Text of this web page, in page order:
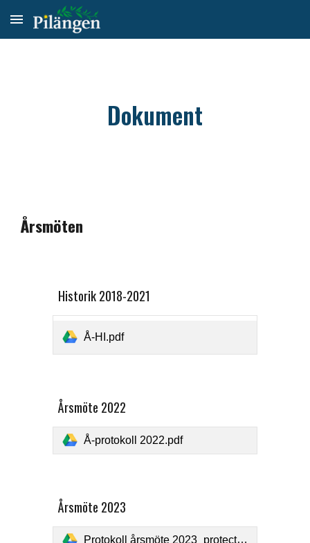
Skip to main content
Dokument
Årsmöten
Historik 2018-2021
Å-HI.pdf
Årsmöte 2022
Å-protokoll 2022.pdf
Årsmöte 2023
Protokoll årsmöte 2023_protected.pdf